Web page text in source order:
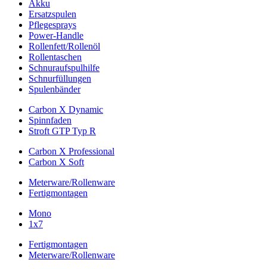
Akku
Ersatzspulen
Pflegesprays
Power-Handle
Rollenfett/Rollenöl
Rollentaschen
Schnuraufspulhilfe
Schnurfüllungen
Spulenbänder
Carbon X Dynamic
Spinnfaden
Stroft GTP Typ R
Carbon X Professional
Carbon X Soft
Meterware/Rollenware
Fertigmontagen
Mono
1x7
Fertigmontagen
Meterware/Rollenware